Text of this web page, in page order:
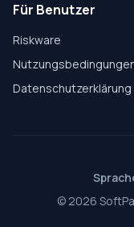
Für Benutzer
Riskware
Datenschutzerklärung
© 2026